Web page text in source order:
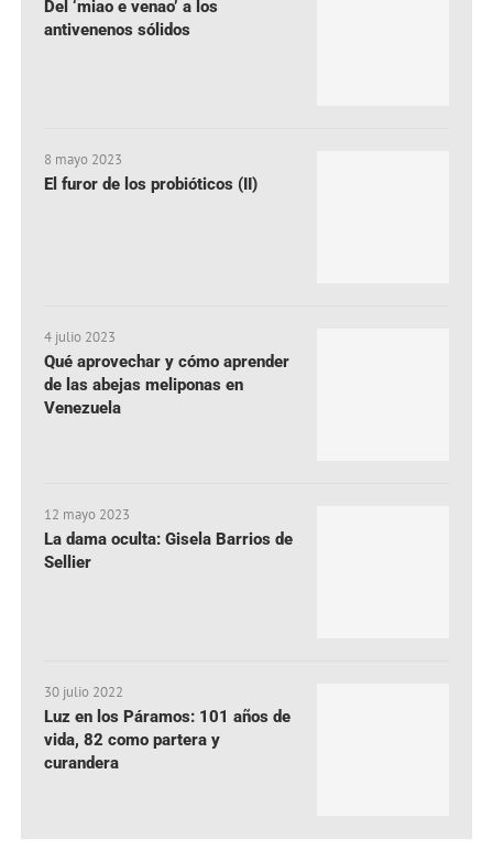
Del ‘miao e venao’ a los
antivenenos sólidos
8 mayo 2023
El furor de los probióticos (II)
4 julio 2023
Qué aprovechar y cómo aprender
de las abejas meliponas en
Venezuela
12 mayo 2023
La dama oculta: Gisela Barrios de
Sellier
30 julio 2022
Luz en los Páramos: 101 años de
vida, 82 como partera y
curandera